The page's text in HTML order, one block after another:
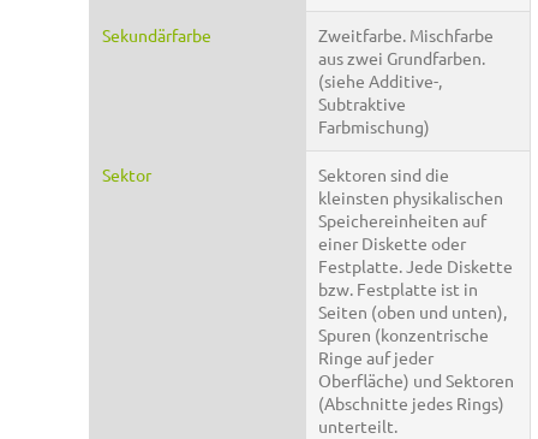
Sekundärfarbe
Zweitfarbe. Mischfarbe
aus zwei Grundfarben.
(siehe Additive-,
Subtraktive
Farbmischung)
Sektor
Sektoren sind die
kleinsten physikalischen
Speichereinheiten auf
einer Diskette oder
Festplatte. Jede Diskette
bzw. Festplatte ist in
Seiten (oben und unten),
Spuren (konzentrische
Ringe auf jeder
Oberfläche) und Sektoren
(Abschnitte jedes Rings)
unterteilt.